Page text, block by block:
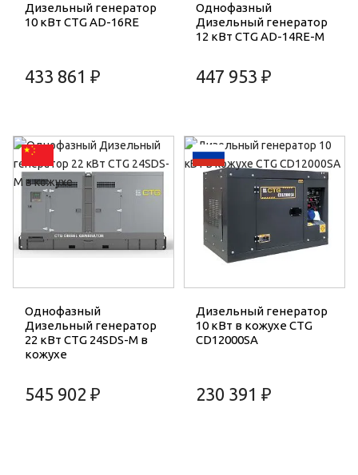
Дизельный генератор
10 кВт CTG AD-16RE
433 861 ₽
Однофазный
Дизельный генератор
12 кВт CTG AD-14RE-M
447 953 ₽
Однофазный
Дизельный генератор
22 кВт CTG 24SDS-M в
кожухе
545 902 ₽
Дизельный генератор
10 кВт в кожухе CTG
CD12000SA
230 391 ₽